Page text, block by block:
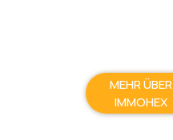
MEHR ÜBER
IMMOHEX